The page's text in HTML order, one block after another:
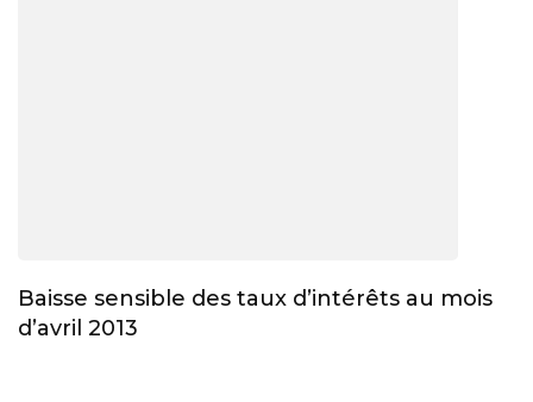
Baisse sensible des taux d’intérêts au mois
d’avril 2013